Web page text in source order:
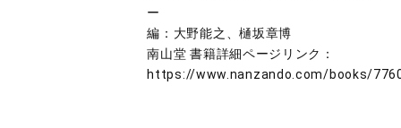
ー
編：大野能之、樋坂章博
南山堂 書籍詳細ページリンク：
https://www.nanzando.com/books/